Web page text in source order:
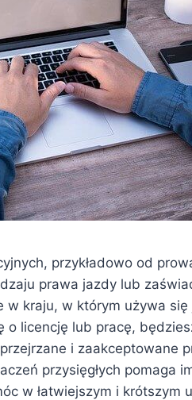
przykładowo od
prawa jazdy lub
w kraju, w którym używa
licencję lub pracę,
i zaakceptowane
przysięgłych pomaga
w łatwiejszym i krótszym